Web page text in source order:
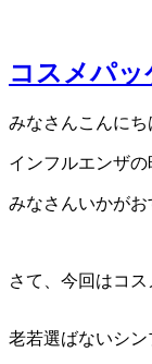
コスメパ
みなさんこんにち
インフルエンザ
みなさんいかがお
さて、今回はコ
老若選ばないシ